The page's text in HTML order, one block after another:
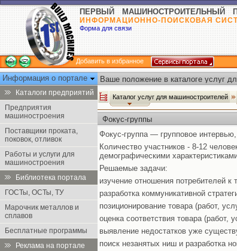
ПЕРВЫЙ МАШИНОСТРОИТЕЛЬНЫЙ
ИНФОРМАЦИОННО-ПОИСКОВАЯ
Форма для связи
Добавить в избранное
Информация о портале
Каталоги предприятий
Предприятия
машиностроения
Поставщики проката,
поковок, отливок
Работы и услуги для
машиностроения
Библиотека портала
ГОСТы, ОСТы, ТУ
Марочник металлов и
сплавов
Бесплатные программы
Реклама на портале
Ваше положение в каталоге услуг
Каталог услуг для машиностроителей
Фокус-группы
Фокус-группа — групповое
Количество участников - 8-12
демографическими
Решаемые задачи:
изучение отношения потребителей
разработка коммуникативной
позиционирование товара (работ,
оценка соответствия товара (работ,
выявление недостатков уже
поиск незанятых ниш и разработка